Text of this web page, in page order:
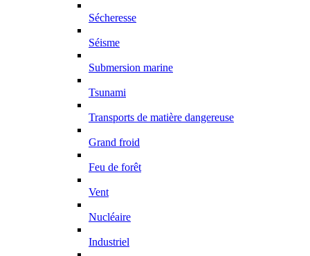
Sécheresse
Séisme
Submersion marine
Tsunami
Transports de matière dangereuse
Grand froid
Feu de forêt
Vent
Nucléaire
Industriel